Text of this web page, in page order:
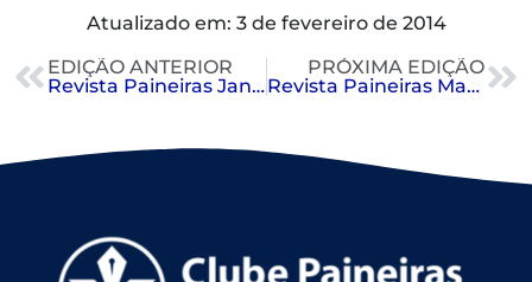
Atualizado em: 3 de fevereiro de 2014
EDIÇÃO ANTERIOR
Revista Paineiras Janeiro 2014
PRÓXIMA EDIÇÃO
Revista Paineiras Março 2014